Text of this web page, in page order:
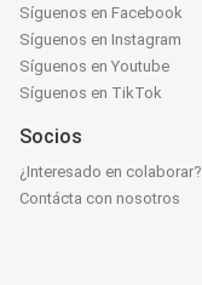
Síguenos en Facebook
Síguenos en Instagram
Síguenos en Youtube
Síguenos en TikTok
Socios
¿Interesado en colaborar?
Contácta con nosotros